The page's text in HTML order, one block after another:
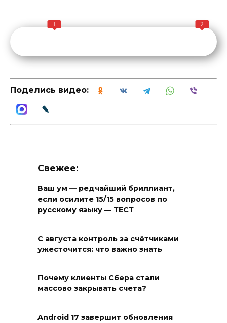
1 2
Поделись видео:
Свежее:
Ваш ум — редчайший бриллиант,
если осилите 15/15 вопросов по
русскому языку — ТЕСТ
С августа контроль за счётчиками
ужесточится: что важно знать
Почему клиенты Сбера стали
массово закрывать счета?
Android 17 завершит обновления